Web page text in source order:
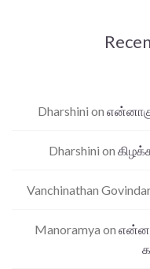
Dharshini on
Dharshini on
Vanchinathan
Manoramya on என்ன